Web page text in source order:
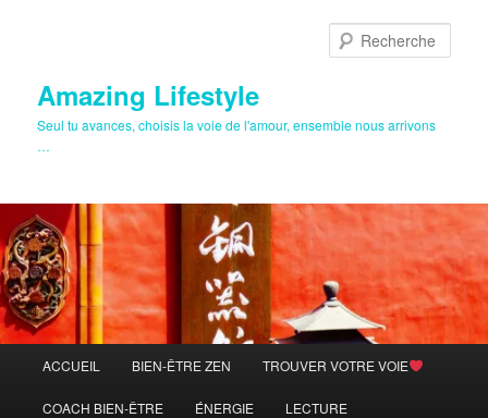
Amazing Lifestyle
Seul tu avances, choisis la voie de l'amour, ensemble nous arrivons
…
principal
ACCUEIL BIEN-ÊTRE ZEN TROUVER VOTRE VOIE
COACH BIEN-ÊTRE ÉNERGIE LECTURE